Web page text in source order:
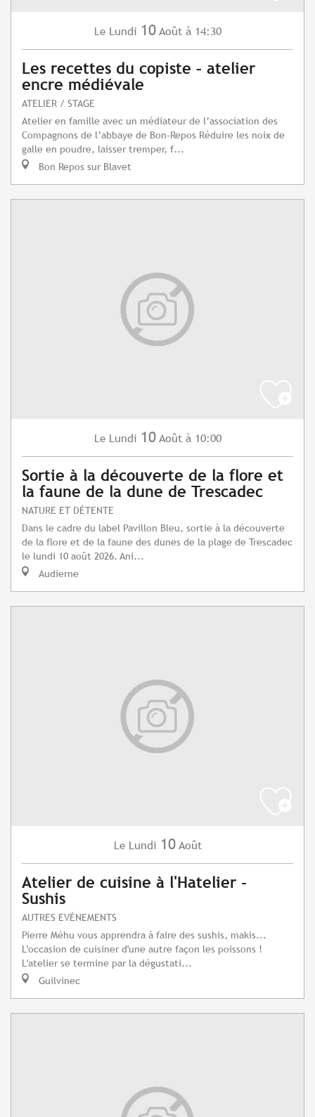
Le Lundi 10 Août à 14:30
Les recettes du copiste – atelier
encre médiévale
ATELIER / STAGE
Atelier en famille avec un médiateur de l’association des
Compagnons de l’abbaye de Bon-Repos Réduire les noix de
galle en poudre, laisser tremper, f...
Bon Repos sur Blavet
Le Lundi 10 Août à 10:00
Sortie à la découverte de la flore et
la faune de la dune de Trescadec
NATURE ET DÉTENTE
Dans le cadre du label Pavillon Bleu, sortie à la découverte
de la flore et de la faune des dunes de la plage de Trescadec
le lundi 10 août 2026. Ani...
Audierne
Le Lundi 10 Août
Atelier de cuisine à l'Hatelier -
Sushis
AUTRES EVÈNEMENTS
Pierre Méhu vous apprendra à faire des sushis, makis...
L'occasion de cuisiner d'une autre façon les poissons !
L'atelier se termine par la dégustati...
Guilvinec